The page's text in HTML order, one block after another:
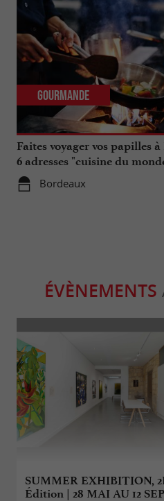
Faites voyager vos papilles
6 adresses "cuisine du
Bordeaux
Gourmande
ÉVÈNEMENTS
SUMMER EXHIBITION,
Édition | 28 MAI AU 12